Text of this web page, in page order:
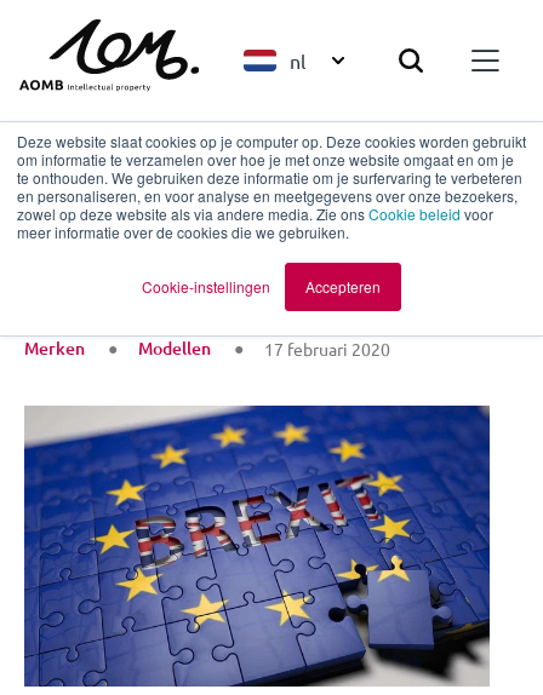
Deze website slaat cookies op je computer op. Deze cookies worden gebruikt
om informatie te verzamelen over hoe je met onze website omgaat en om je
te onthouden. We gebruiken deze informatie om je surfervaring te verbeteren
en personaliseren, en voor analyse en meetgegevens over onze bezoekers,
zowel op deze website als via andere media. Zie onsCookie beleid voor
meer informatie over de cookies die we gebruiken.
Cookie-instellingen Accepteren
nl
Terug naar overzicht
Brexit
Merken Modellen 17 februari 2020